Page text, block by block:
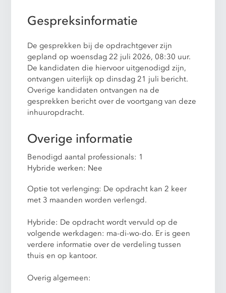
Gespreksinformatie
De gesprekken bij de opdrachtgever zijn
gepland op woensdag 22 juli 2026, 08:30 uur.
De kandidaten die hiervoor uitgenodigd zijn,
ontvangen uiterlijk op dinsdag 21 juli bericht.
Overige kandidaten ontvangen na de
gesprekken bericht over de voortgang van deze
inhuuropdracht.
Overige informatie
Benodigd aantal professionals: 1
Hybride werken: Nee
Optie tot verlenging: De opdracht kan 2 keer
met 3 maanden worden verlengd.
Hybride: De opdracht wordt vervuld op de
volgende werkdagen: ma-di-wo-do. Er is geen
verdere informatie over de verdeling tussen
thuis en op kantoor.
Overig algemeen: